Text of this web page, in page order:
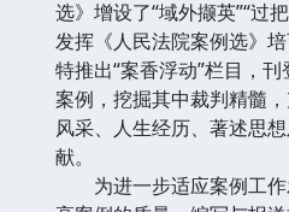
选》增设了“域外撷英”“过
发挥《人民法院案例选》
特推出“案香浮动”栏目，
案例，挖掘其中裁判精髓
风采、人生经历、著述思
献。
为进一步适应案例工作